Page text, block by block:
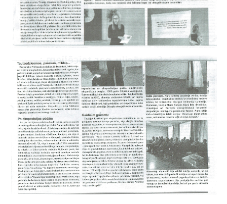
Darbs ar tiešsaites katalogu
Preses izdevumi
Publicitāte
Noderīgas saites